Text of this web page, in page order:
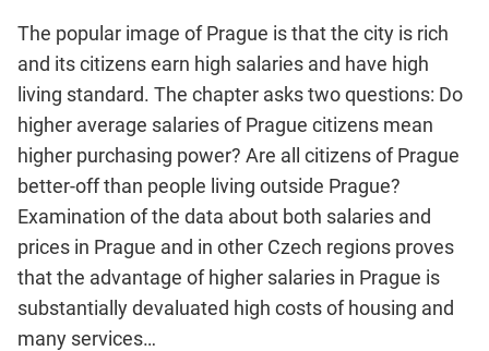
The popular image of Prague is that the city is rich
and its citizens earn high salaries and have high
living standard. The chapter asks two questions: Do
higher average salaries of Prague citizens mean
higher purchasing power? Are all citizens of Prague
better-off than people living outside Prague?
Examination of the data about both salaries and
prices in Prague and in other Czech regions proves
that the advantage of higher salaries in Prague is
substantially devaluated high costs of housing and
many services…